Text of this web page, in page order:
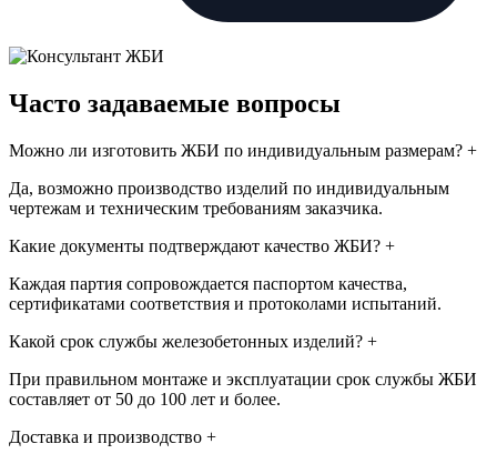
Часто задаваемые вопросы
Можно ли изготовить ЖБИ по индивидуальным размерам? +
Да, возможно производство изделий по индивидуальным
чертежам и техническим требованиям заказчика.
Какие документы подтверждают качество ЖБИ? +
Каждая партия сопровождается паспортом качества,
сертификатами соответствия и протоколами испытаний.
Какой срок службы железобетонных изделий? +
При правильном монтаже и эксплуатации срок службы ЖБИ
составляет от 50 до 100 лет и более.
Доставка и производство +